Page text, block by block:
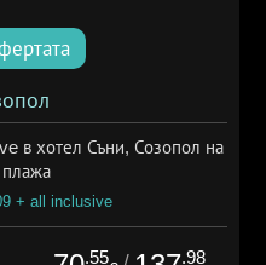
в хотел Съни, Созопол на
+ all inclusive
.55 .98